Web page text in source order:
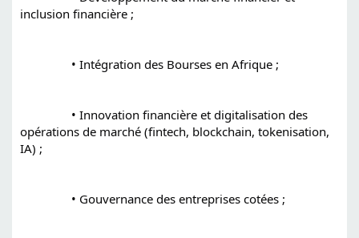
inclusion financière ;
		• Intégration des Bourses en Afrique ;
opérations de marché (fintech, blockchain, tokenisation,
IA) ;
		• Gouvernance des entreprises cotées ;